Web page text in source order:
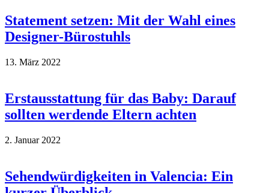
Statement setzen: Mit der Wahl eines
Designer-Bürostuhls
13. März 2022
Erstausstattung für das Baby: Darauf
sollten werdende Eltern achten
2. Januar 2022
Sehendwürdigkeiten in Valencia: Ein